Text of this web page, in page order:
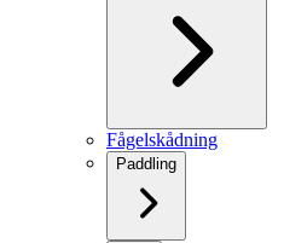
Fågelskådning
Paddling